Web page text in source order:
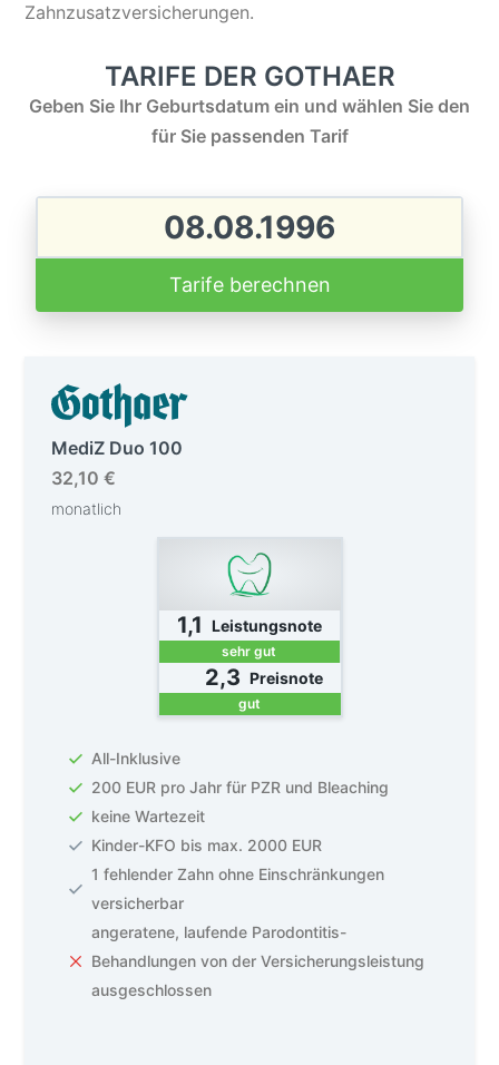
Zahnzusatzversicherungen.
TARIFE DER GOTHAER
Geben Sie Ihr Geburtsdatum ein und wählen Sie den
für Sie passenden Tarif
Tarife berechnen
MediZ Duo 100
32,10 €
monatlich
1,1 Leistungsnote
sehr gut
2,3 Preisnote
gut
All-Inklusive
200 EUR pro Jahr für PZR und Bleaching
keine Wartezeit
Kinder-KFO bis max. 2000 EUR
1 fehlender Zahn ohne Einschränkungen
versicherbar
angeratene, laufende Parodontitis-
Behandlungen von der Versicherungsleistung
ausgeschlossen